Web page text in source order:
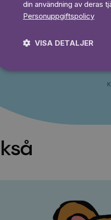
din användning av deras
Personuppgiftspolicy
VISA DETALJER